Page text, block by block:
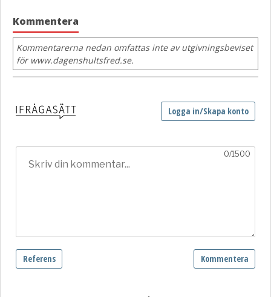
Kommentera
Kommentarerna nedan omfattas inte av utgivningsbeviset
för www.dagenshultsfred.se.